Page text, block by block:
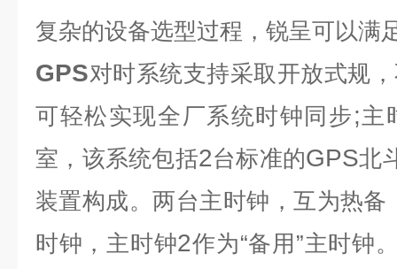
复杂的设备选型过程，锐呈可以满
GPS对时系统支持采取开放式规
可轻松实现全厂系统时钟同步;主
室，该系统包括2台标准的GPS北
装置构成。两台主时钟，互为热备
时钟，主时钟2作为“备用”主时钟